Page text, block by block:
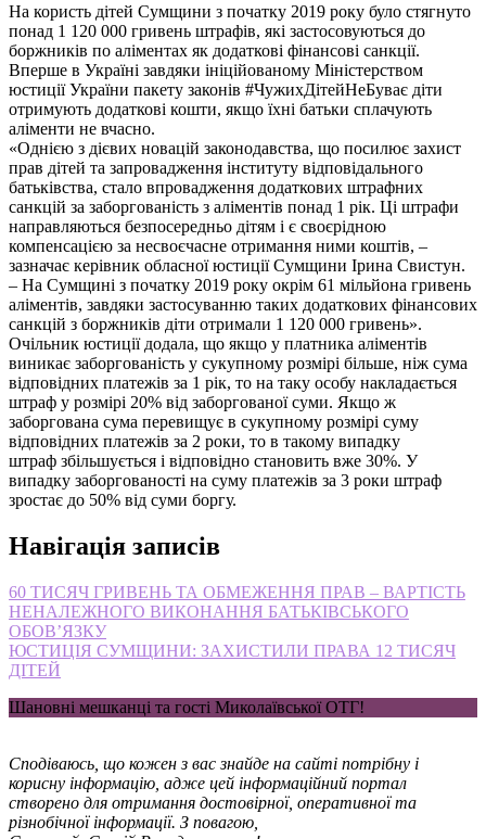
На користь дітей Сумщини з початку 2019 року було стягнуто
понад 1 120 000 гривень штрафів, які застосовуються до
боржників по аліментах як додаткові фінансові санкції.
Вперше в Україні завдяки ініційованому Міністерством
юстиції України пакету законів #ЧужихДітейНеБуває діти
отримують додаткові кошти, якщо їхні батьки сплачують
аліменти не вчасно.
«Однією з дієвих новацій законодавства, що посилює захист
прав дітей та запровадження інституту відповідального
батьківства, стало впровадження додаткових штрафних
санкцій за заборгованість з аліментів понад 1 рік. Ці штрафи
направляються безпосередньо дітям і є своєрідною
компенсацією за несвоєчасне отримання ними коштів, –
зазначає керівник обласної юстиції Сумщини Ірина Свистун.
– На Сумщині з початку 2019 року окрім 61 мільйона гривень
аліментів, завдяки застосуванню таких додаткових фінансових
санкцій з боржників діти отримали 1 120 000 гривень».
Очільник юстиції додала, що якщо у платника аліментів
виникає заборгованість у сукупному розмірі більше, ніж сума
відповідних платежів за 1 рік, то на таку особу накладається
штраф у розмірі 20% від заборгованої суми. Якщо ж
заборгована сума перевищує в сукупному розмірі суму
відповідних платежів за 2 роки, то в такому випадку
штраф збільшується і відповідно становить вже 30%. У
випадку заборгованості на суму платежів за 3 роки штраф
зростає до 50% від суми боргу.
Навігація записів
60 ТИСЯЧ ГРИВЕНЬ ТА ОБМЕЖЕННЯ ПРАВ – ВАРТІСТЬ
НЕНАЛЕЖНОГО ВИКОНАННЯ БАТЬКІВСЬКОГО
ОБОВ’ЯЗКУ
ЮСТИЦІЯ СУМЩИНИ: ЗАХИСТИЛИ ПРАВА 12 ТИСЯЧ
ДІТЕЙ
Шановні мешканці та гості Миколаївської ОТГ!
Сподіваюсь, що кожен з вас знайде на сайті потрібну і
корисну інформацію, адже цей інформаційний портал
створено для отримання достовірної, оперативної та
різнобічної інформації. З повагою,